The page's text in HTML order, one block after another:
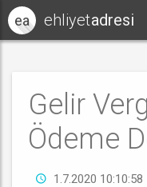
ea ehliyetadresi
Gelir
Ödeme
1.7.2020 10:10:58